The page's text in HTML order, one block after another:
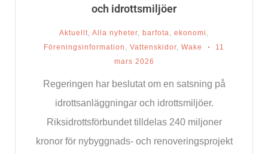
och idrottsmiljöer
Aktuellt, Alla nyheter, barfota, ekonomi ,
Föreningsinformation , Vattenskidor, Wake
11
mars 2026
Regeringen har beslutat om en satsning på
idrottsanläggningar och idrottsmiljöer.
Riksidrottsförbundet tilldelas 240 miljoner
kronor för nybyggnads- och renoveringsprojekt